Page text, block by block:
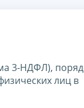
3-НДФЛ),
лиц в